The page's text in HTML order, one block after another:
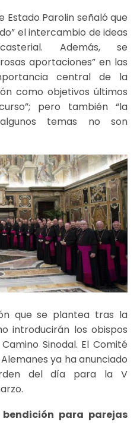
Estado Parolin señaló que
el intercambio de ideas
Además, se
aportaciones” en las
central de la
como objetivos últimos
pero también “la
temas no son
que se plantea tras la
introducirán los obispos
Sinodal. El Comité
ya ha anunciado
del día para la V
para parejas